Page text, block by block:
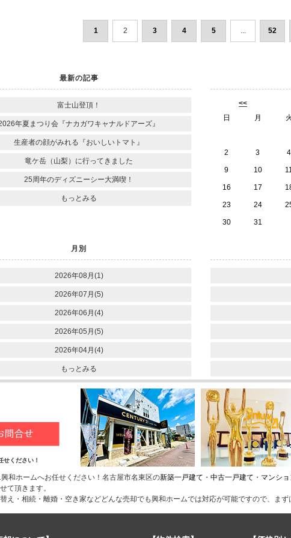
1 2 3 4 5 52
最新の記事
富士山登頂！
年夏まつり会『ナカガワキャナルドアーズ』
生産者の顔がみれる『おいしいトマト』
竜ケ岳（山梨）に行ってきました
25周年のディズニーシー大満喫！
もっとみる
<<
日
月 火
2 3 4
9 10 11
16 17
23 24
30 31
月別
2026年08月(1)
2026年07月(5)
2026年06月(4)
2026年05月(5)
2026年04月(4)
もっとみる
ください！
和ホームへお任せください！名古屋市名東区の新築一戸建て ・ 中古一戸建て ・ マンショ
て頂きます。
え・相続・離婚・空き家などどんな売却でも興和ホームでは対応が可能ですので、まず